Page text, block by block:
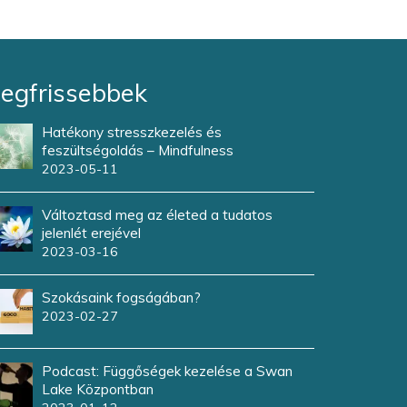
Hatékony stresszkezelés és
feszültségoldás – Mindfulness
2023-05-11
Változtasd meg az életed a tudatos
jelenlét erejével
2023-03-16
Szokásaink fogságában?
2023-02-27
Podcast: Függőségek kezelése a Swan
Lake Központban